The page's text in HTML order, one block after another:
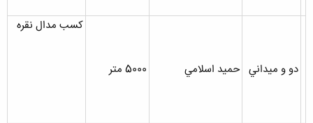
دو و ميداني حميد اسلامي 5000 متر
کسب مدال نقره